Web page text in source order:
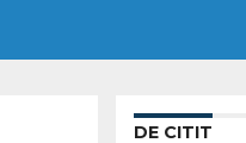
DE CITIT